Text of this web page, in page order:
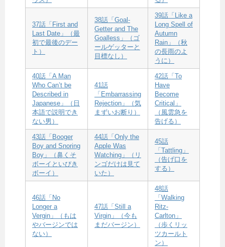
37話「First and
Last Date」（最
初で最後のデー
ト）
38話「Goal-
Getter and The
Goalless」（ゴ
ールゲッターと
目標なし）
39話「Like a
Long Spell of
Autumn
Rain」（秋
の長雨のよ
うに）
40話「A Man
Who Can’t be
Described in
Japanese」（日
本語で説明でき
ない男）
41話
「Embarrassing
Rejection」（気
まずいお断り）
42話「To
Have
Become
Critical」
（風雲急を
告げる）
43話「Booger
Boy and Snoring
Boy」（鼻くそ
ボーイといびき
ボーイ）
44話「Only the
Apple Was
Watching」（リ
ンゴだけは見て
いた）
45話
「Tattling」
（告げ口を
する）
46話「No
Longer a
Vergin」（もは
やバージンでは
ない）
47話「Still a
Virgin」（今も
まだバージン）
48話
「Walking
Ritz-
Carlton」
（歩くリッ
ツカールト
ン）